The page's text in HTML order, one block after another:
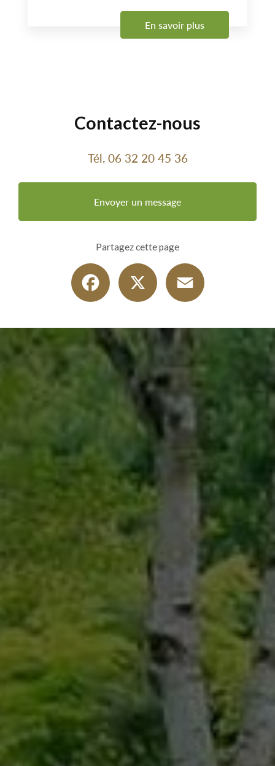
En savoir plus
Contactez-nous
Tél. 06 32 20 45 36
Envoyer un message
Partagez cette page
Facebook